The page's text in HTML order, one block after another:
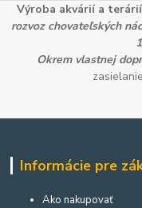
Výroba akvárií a
rozvoz chovateľských
Okrem vlastnej
Informácie pre
Ako nakupovať